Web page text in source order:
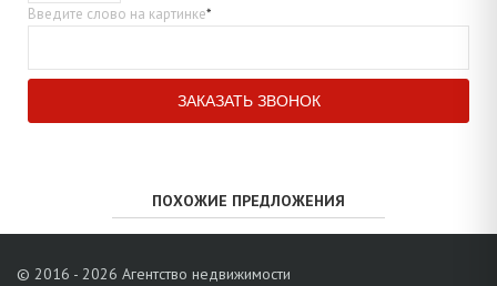
Введите слово на картинке*
ПОХОЖИЕ ПРЕДЛОЖЕНИЯ
© 2016 - 2026 Агентство недвижимости